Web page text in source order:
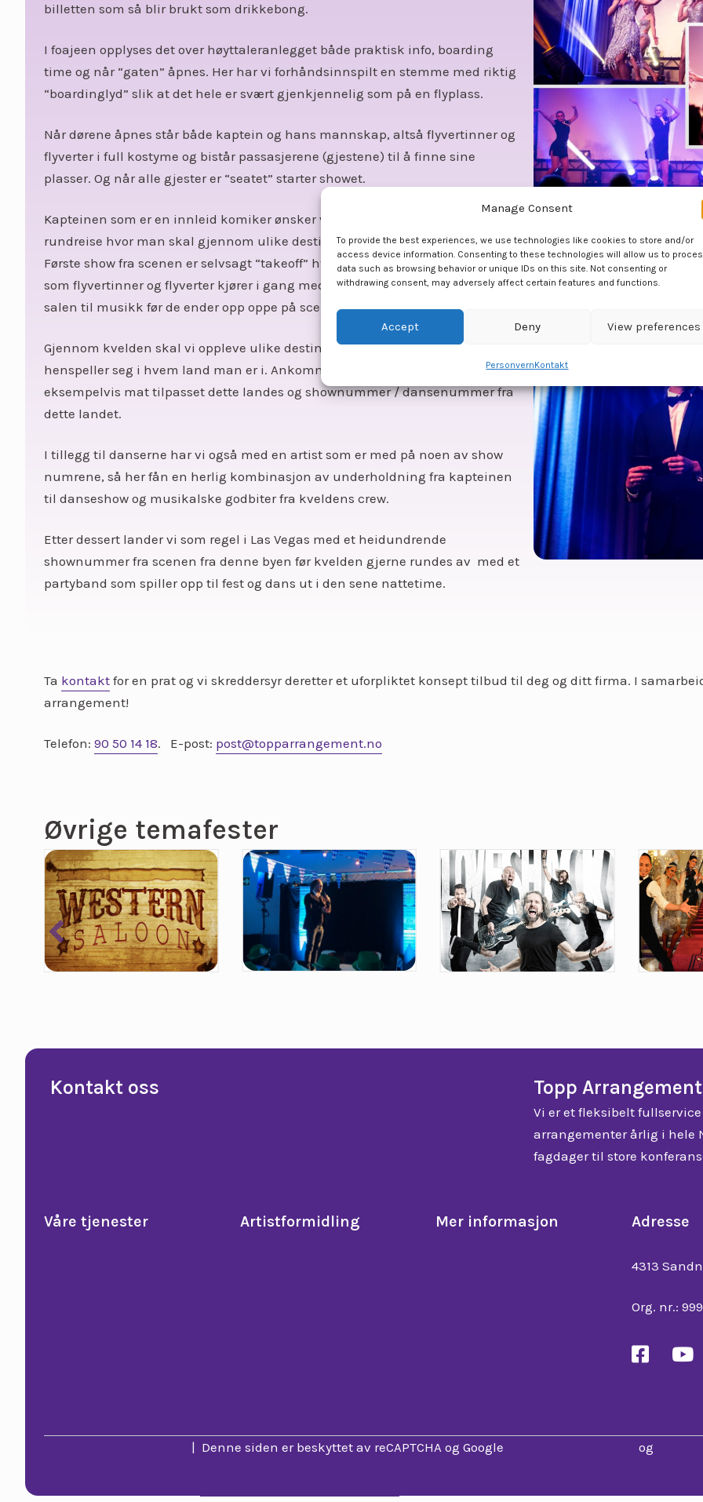
Manage Consent
To provide the best experiences, we use technologies like cookies to store and/or
access device information. Consenting to these technologies will allow us to
data such as browsing behavior or unique IDs on this site. Not consenting or
withdrawing consent, may adversely affect certain features and functions.
Accept Deny View preferences
PersonvernKontakt
billetten som så blir brukt som drikkebong.
I foajeen opplyses det over høyttaleranlegget både praktisk info, boarding
time og når “gaten” åpnes. Her har vi forhåndsinnspilt en stemme med riktig
“boardinglyd” slik at det hele er svært gjenkjennelig som på en flyplass.
Når dørene åpnes står både kaptein og hans mannskap, altså flyvertinner og
flyverter i full kostyme og bistår passasjerene (gjestene) til å finne sine
plasser. Og når alle gjester er “seatet” starter showet.
Kapteinen som er en innleid komiker ønsker velkommen til kveldens
rundreise hvor man skal gjennom ulike destinasjoner gjennom kvelden.
Første show fra scenen er selvsagt “takeoff” hvor danserne som er utkledd
som flyvertinner og flyverter kjører i gang med første show nummer bak fra
salen til musikk før de ender opp oppe på scenen.
Gjennom kvelden skal vi oppleve ulike destinasjoner hvor hver destinasjon
henspeller seg i hvem land man er i. Ankommer man India får man
eksempelvis mat tilpasset dette landes og shownummer / dansenummer fra
dette landet.
I tillegg til danserne har vi også med en artist som er med på noen av show
numrene, så her fån en herlig kombinasjon av underholdning fra kapteinen
til danseshow og musikalske godbiter fra kveldens crew.
Etter dessert lander vi som regel i Las Vegas med et heidundrende
shownummer fra scenen fra denne byen før kvelden gjerne rundes av med et
partyband som spiller opp til fest og dans ut i den sene nattetime.
Ta kontakt for en prat og vi skreddersyr deretter et uforpliktet konsept tilbud til deg og ditt firma. I
arrangement!
Telefon: 90 50 14 18. E-post: post@topparrangement.no
Øvrige temafester
Kontakt oss Topp
Vi er et fleksibelt
fagdager til store
Våre tjenester
Event
Artistformidling
Komikere
Mer informasjon
Referanser
Adresse
Personvernerklæring| Denne siden er beskyttet av reCAPTCHA og GooglePersonvernerklæringogVilkår